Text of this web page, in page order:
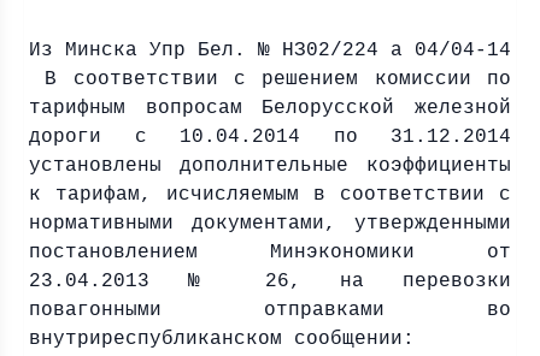
Из Минска Упр Бел. № НЗ02/224 а 04/04-14
В соответствии с решением комиссии по
тарифным вопросам Белорусской железной
дороги с 10.04.2014 по 31.12.2014
установлены дополнительные коэффициенты
к тарифам, исчисляемым в соответствии с
нормативными документами, утвержденными
постановлением Минэкономики от
23.04.2013 № 26, на перевозки
повагонными отправками во
внутриреспубликанском сообщении: